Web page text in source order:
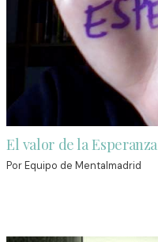
El valor de la Esperanza
PorEquipo de Mentalmadrid